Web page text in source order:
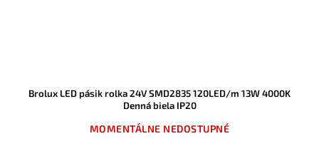
Brolux LED pásik rolka 24V SMD2835 120LED/m 13W 4000K
Denná biela IP20
MOMENTÁLNE NEDOSTUPNÉ